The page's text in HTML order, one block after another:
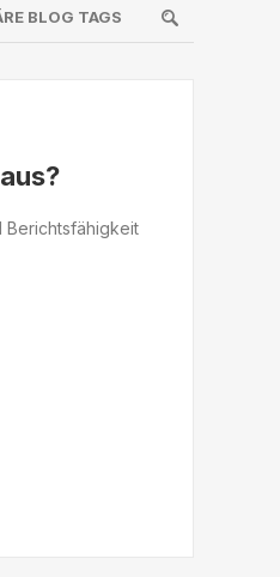
Berichtsfähigkeit
BLOG TAGS